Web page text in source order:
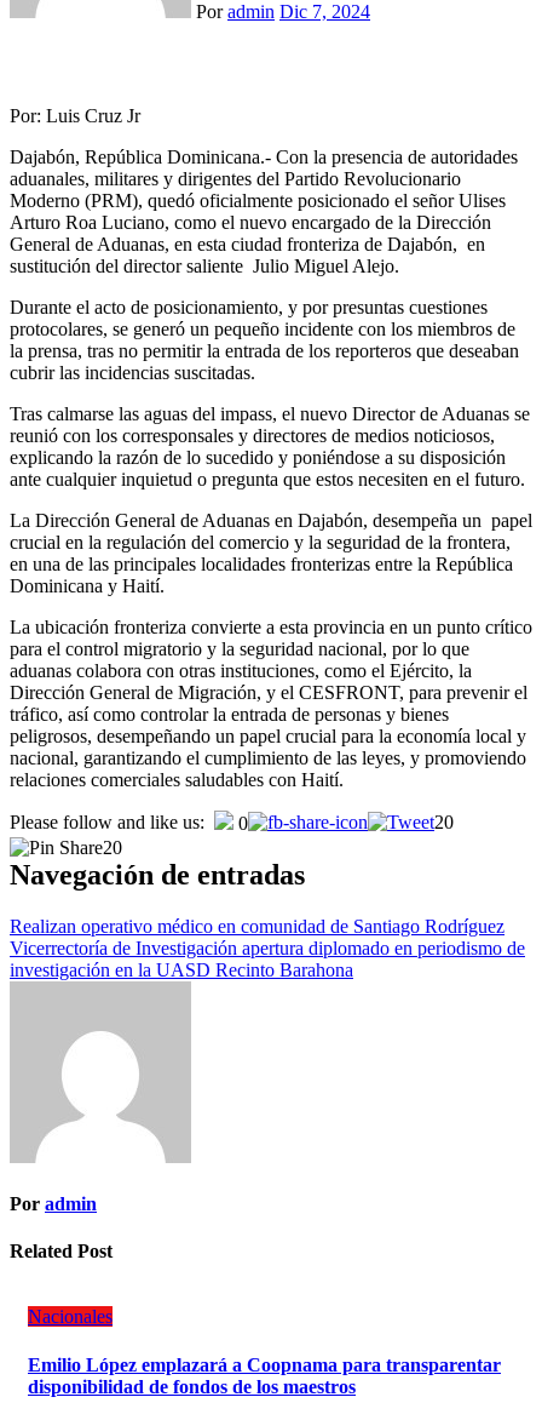
Poradmin Dic 7, 2024
Por: Luis Cruz Jr
Dajabón, República Dominicana.- Con la presencia de autoridades
aduanales, militares y dirigentes del Partido Revolucionario
Moderno (PRM), quedó oficialmente posicionado el señor Ulises
Arturo Roa Luciano, como el nuevo encargado de la Dirección
General de Aduanas, en esta ciudad fronteriza de Dajabón, en
sustitución del director saliente Julio Miguel Alejo.
Durante el acto de posicionamiento, y por presuntas cuestiones
protocolares, se generó un pequeño incidente con los miembros de
la prensa, tras no permitir la entrada de los reporteros que deseaban
cubrir las incidencias suscitadas.
Tras calmarse las aguas del impass, el nuevo Director de Aduanas se
reunió con los corresponsales y directores de medios noticiosos,
explicando la razón de lo sucedido y poniéndose a su disposición
ante cualquier inquietud o pregunta que estos necesiten en el futuro.
La Dirección General de Aduanas en Dajabón, desempeña un papel
crucial en la regulación del comercio y la seguridad de la frontera,
en una de las principales localidades fronterizas entre la República
Dominicana y Haití.
La ubicación fronteriza convierte a esta provincia en un punto crítico
para el control migratorio y la seguridad nacional, por lo que
aduanas colabora con otras instituciones, como el Ejército, la
Dirección General de Migración, y el CESFRONT, para prevenir el
tráfico, así como controlar la entrada de personas y bienes
peligrosos, desempeñando un papel crucial para la economía local y
nacional, garantizando el cumplimiento de las leyes, y promoviendo
relaciones comerciales saludables con Haití.
Please follow and like us: 0
20
20
Navegación de entradas
Realizan operativo médico en comunidad de Santiago Rodríguez
Vicerrectoría de Investigación apertura diplomado en periodismo de
investigación en la UASD Recinto Barahona
Por admin
Related Post
Nacionales
Emilio López emplazará a Coopnama para transparentar
disponibilidad de fondos de los maestros